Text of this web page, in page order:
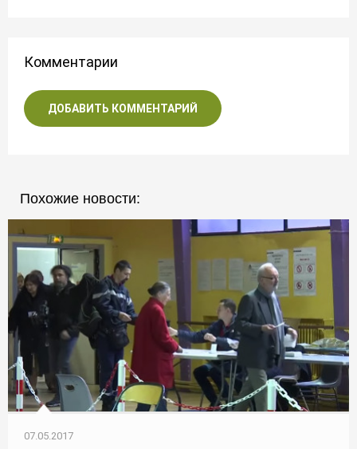
Комментарии
ДОБАВИТЬ КОММЕНТАРИЙ
Похожие новости:
07.05.2017